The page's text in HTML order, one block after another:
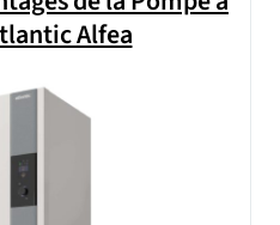
Alfea